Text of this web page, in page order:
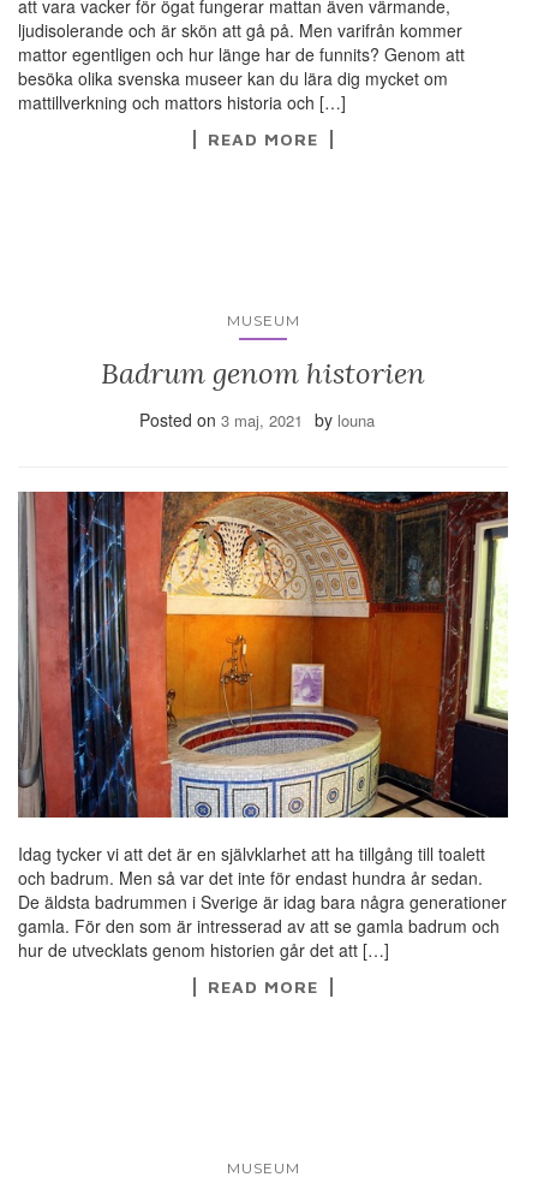
att vara vacker för ögat fungerar mattan även värmande,
ljudisolerande och är skön att gå på. Men varifrån kommer
mattor egentligen och hur länge har de funnits? Genom att
besöka olika svenska museer kan du lära dig mycket om
mattillverkning och mattors historia och […]
READ MORE
MUSEUM
Badrum genom historien
Posted on 3 maj, 2021 by louna
Idag tycker vi att det är en självklarhet att ha tillgång till toalett
och badrum. Men så var det inte för endast hundra år sedan.
De äldsta badrummen i Sverige är idag bara några generationer
gamla. För den som är intresserad av att se gamla badrum och
hur de utvecklats genom historien går det att […]
READ MORE
MUSEUM